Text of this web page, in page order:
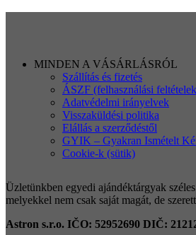
MINDEN A VÁSÁRLÁSRÓL
Szállítás és fizetés
ÁSZF (felhasználási
Adatvédelmi irányelvek
Visszaküldési politika
Elállás a szerződéstől
GYIK – Gyakran Ismételt
Cookie-k (sütik)
Üzletünkben egyedi ajándéktárgyak
melyekkel nem csak saját magát, de
Astron s.r.o. IČO: 52952690 DIČ: